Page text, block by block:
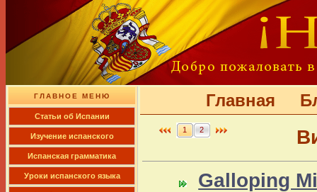
ГЛАВНОЕ МЕНЮ
Cтатьи об Испании
Изучение испанского
Испанская грамматика
Уроки испанского языка
Главная
1 2
Galloping